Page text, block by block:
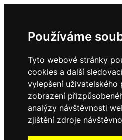
Používáme
Tyto webové stránky
cookies a další
vylepšení uživatelského
zobrazení
analýzy návštěvnosti
zjištění zdroje